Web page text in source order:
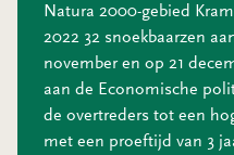
Natura 2000-gebied
2022 32 snoekbaarzen
november en op 21
aan de Economische
de overtreders tot een
met een proeftijd van 3